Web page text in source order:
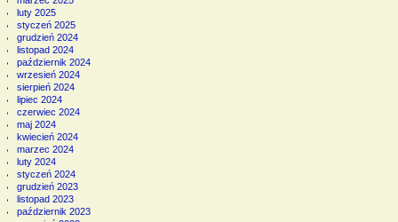
luty 2025
styczeń 2025
grudzień 2024
listopad 2024
październik 2024
wrzesień 2024
sierpień 2024
lipiec 2024
czerwiec 2024
maj 2024
kwiecień 2024
marzec 2024
luty 2024
styczeń 2024
grudzień 2023
listopad 2023
październik 2023